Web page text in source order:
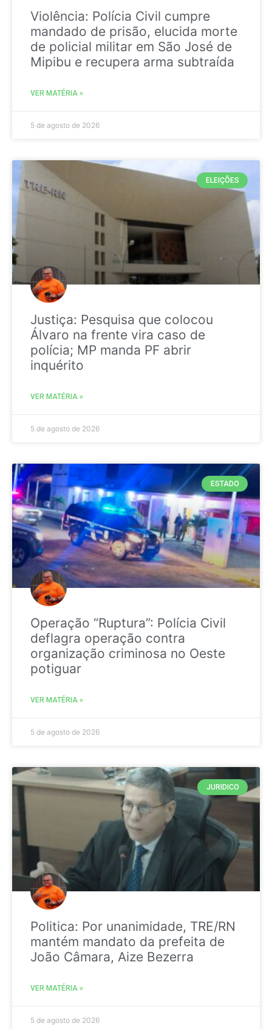
Violência: Polícia Civil cumpre
mandado de prisão, elucida morte
de policial militar em São José de
Mipibu e recupera arma subtraída
VER MATÉRIA »
5 de agosto de 2026
ELEIÇÕES
Justiça: Pesquisa que colocou
Álvaro na frente vira caso de
polícia; MP manda PF abrir
inquérito
VER MATÉRIA »
5 de agosto de 2026
ESTADO
Operação “Ruptura”: Polícia Civil
deflagra operação contra
organização criminosa no Oeste
potiguar
VER MATÉRIA »
5 de agosto de 2026
JURIDICO
Politica: Por unanimidade, TRE/RN
mantém mandato da prefeita de
João Câmara, Aize Bezerra
VER MATÉRIA »
5 de agosto de 2026